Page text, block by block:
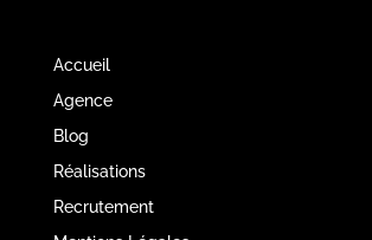
Accueil
Agence
Blog
Réalisations
Recrutement